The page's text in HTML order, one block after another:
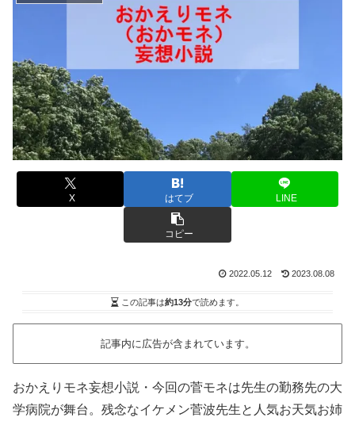
X はてブ LINE
コピー
2022.05.12 2023.08.08
この記事は約13分で読めます。
記事内に広告が含まれています。
おかえりモネ妄想小説・今回の菅モネは先生の勤務先の大
学病院が舞台。残念なイケメン菅波先生と人気お天気お姉